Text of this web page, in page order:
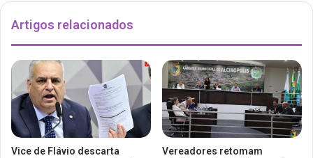
Artigos relacionados
Vice de Flávio descarta
Vereadores retomam